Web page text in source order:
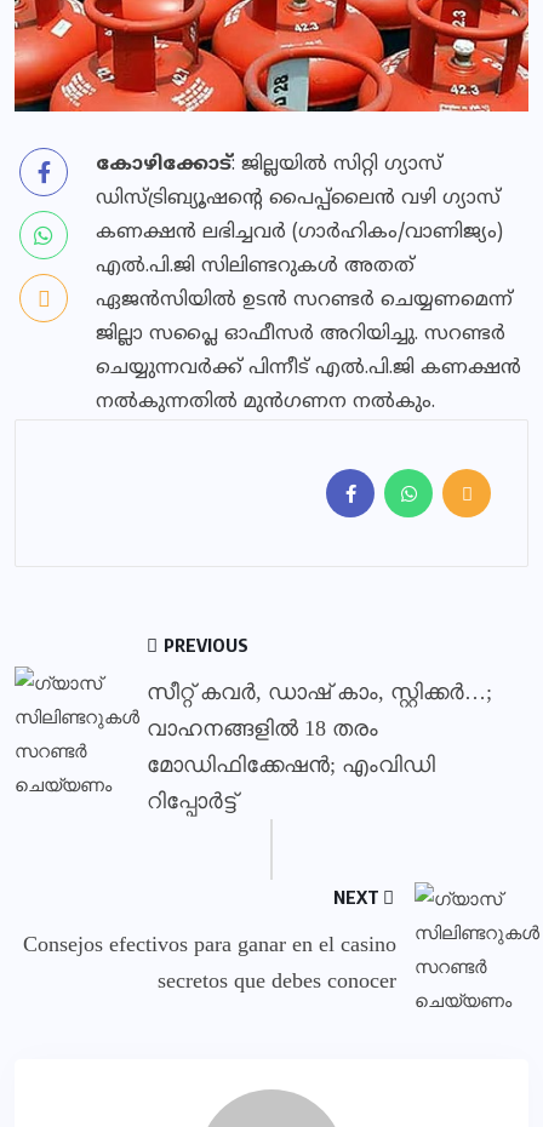
കോഴിക്കോട്: ജില്ലയില്‍ സിറ്റി ഗ്യാസ്
ഡിസ്ട്രിബ്യൂഷന്റെ പൈപ്പ്‌ലൈന്‍ വഴി ഗ്യാസ്
കണക്ഷന്‍ ലഭിച്ചവര്‍ (ഗാര്‍ഹികം/വാണിജ്യം)
എല്‍.പി.ജി സിലിണ്ടറുകള്‍ അതത്
ഏജന്‍സിയില്‍ ഉടന്‍ സറണ്ടര്‍ ചെയ്യണമെന്ന്
ജില്ലാ സപ്ലൈ ഓഫീസര്‍ അറിയിച്ചു. സറണ്ടര്‍
ചെയ്യുന്നവര്‍ക്ക് പിന്നീട് എല്‍.പി.ജി കണക്ഷന്‍
നല്‍കുന്നതില്‍ മുന്‍ഗണന നല്‍കും.
PREVIOUS
സീറ്റ് കവര്‍, ഡാഷ് കാം, സ്റ്റിക്കര്‍…;
വാഹനങ്ങളില്‍ 18 തരം
മോഡിഫിക്കേഷന്‍; എംവിഡി
റിപ്പോര്‍ട്ട്
NEXT
Consejos efectivos para ganar en el casino
secretos que debes conocer